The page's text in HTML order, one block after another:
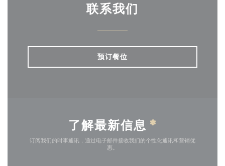
联系我们
预订餐位
了解最新信息 *
订阅我们的时事通讯，通过电子邮件接收我们的个性化通讯和营销优
惠。